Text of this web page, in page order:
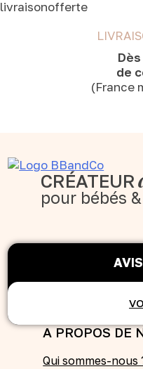
de
(France
CRÉATEUR
pour bébés
A PROPOS DE
Qui sommes-nous